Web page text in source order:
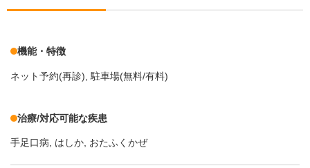
機能・特徴
ネット予約(再診) 駐車場(無料/有料)
治療/対応可能な疾患
手足口病 はしか おたふくかぜ